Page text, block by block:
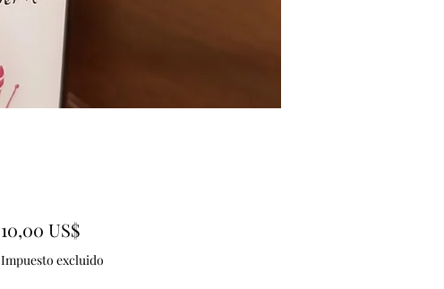
10,00 US$Precio
Impuesto excluido